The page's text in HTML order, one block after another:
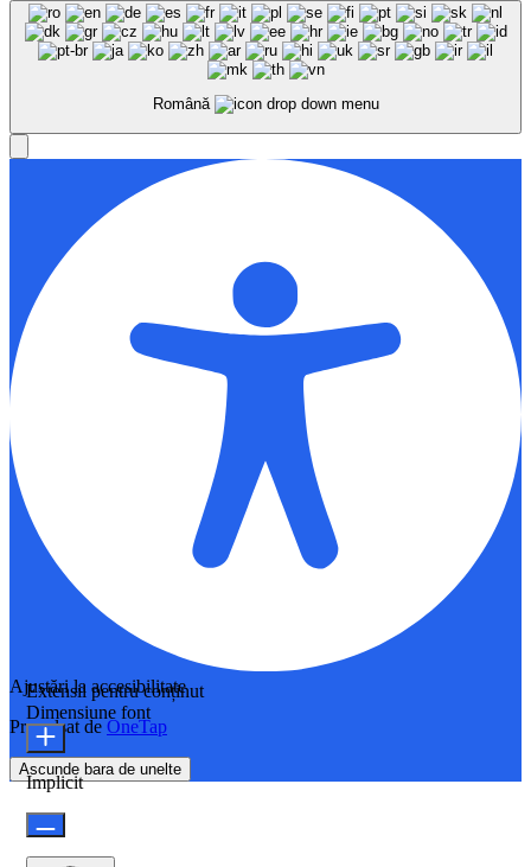
Română
Ajustări la accesibilitate
Propulsat de OneTap
Ascunde bara de unelte
Extensii pentru conținut
Dimensiune font
Implicit